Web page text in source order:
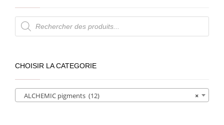
Recherche
de
produits
CHOISIR LA CATEGORIE
×
ALCHEMIC pigments (12)